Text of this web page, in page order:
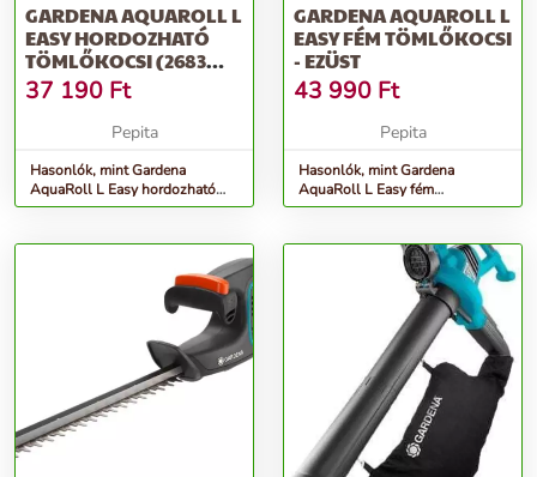
GARDENA AQUAROLL L
EASY HORDOZHATÓ
TÖMLŐKOCSI (2683
UTÓDJA) - SZÜRKE
37 190 Ft
Pepita
Hasonlók, mint Gardena
AquaRoll L Easy hordozható
Tömlőkocsi (2683 utódja) -
GARDENA AQUAROLL L
EASY FÉM TÖMLŐKOCSI
- EZÜST
43 990 Ft
Pepita
Hasonlók, mint Gardena
AquaRoll L Easy fém
Tömlőkocsi - ezüst